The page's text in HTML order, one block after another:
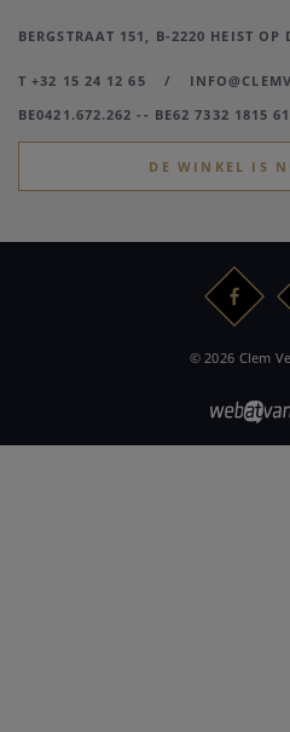
BERGSTRAAT 151, B-2220 HEIST OP
T +32 15 24 12 65 /
BE0421.672.262 -- BE62 7332 1815
DE WINKEL IS
© 2026 Clem